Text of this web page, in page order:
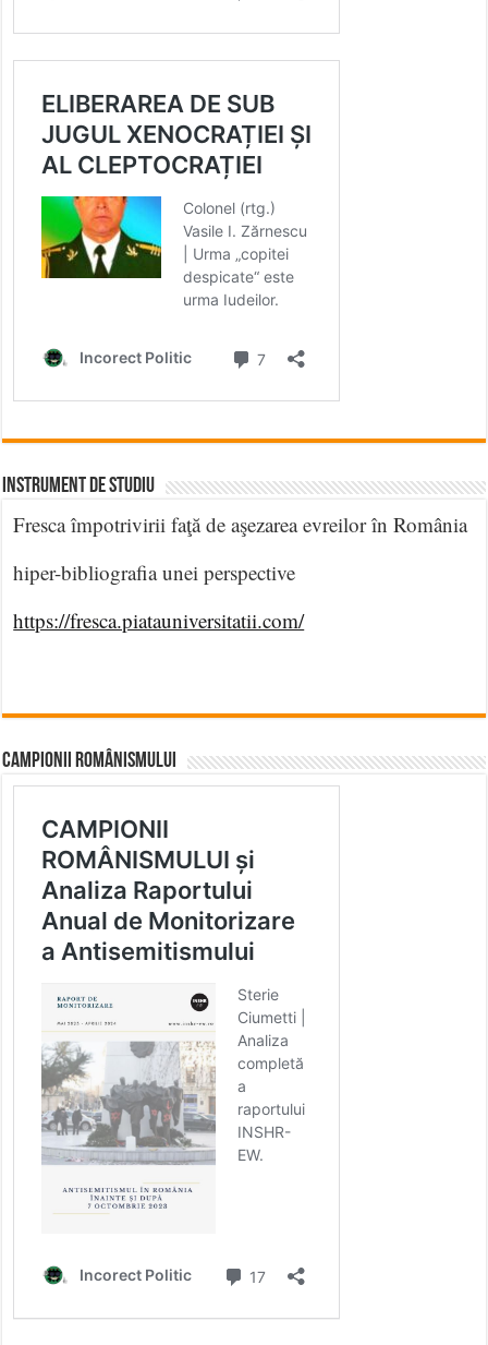
INSTRUMENT DE STUDIU
Fresca împotrivirii faţă de aşezarea evreilor în România
hiper-bibliografia unei perspective
https://fresca.piatauniversitatii.com/
CAMPIONII ROMÂNISMULUI